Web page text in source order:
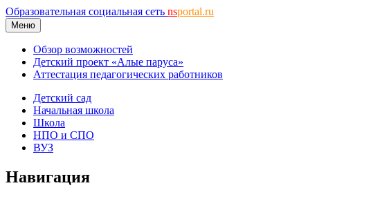
Образовательная социальная сеть nsportal.ru
Меню
Обзор возможностей
Детский проект «Алые паруса»
Аттестация педагогических работников
Детский сад
Начальная школа
Школа
НПО и СПО
ВУЗ
Навигация